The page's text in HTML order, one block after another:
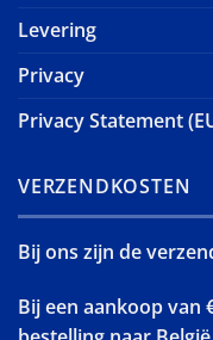
Levering
Privacy
Privacy Statement
VERZENDKOSTEN
Bij ons zijn de
Bij een aankoop van